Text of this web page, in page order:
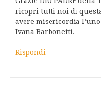
ricopri tutti noi di
avere misericordia
Ivana Barbonetti.
Rispondi